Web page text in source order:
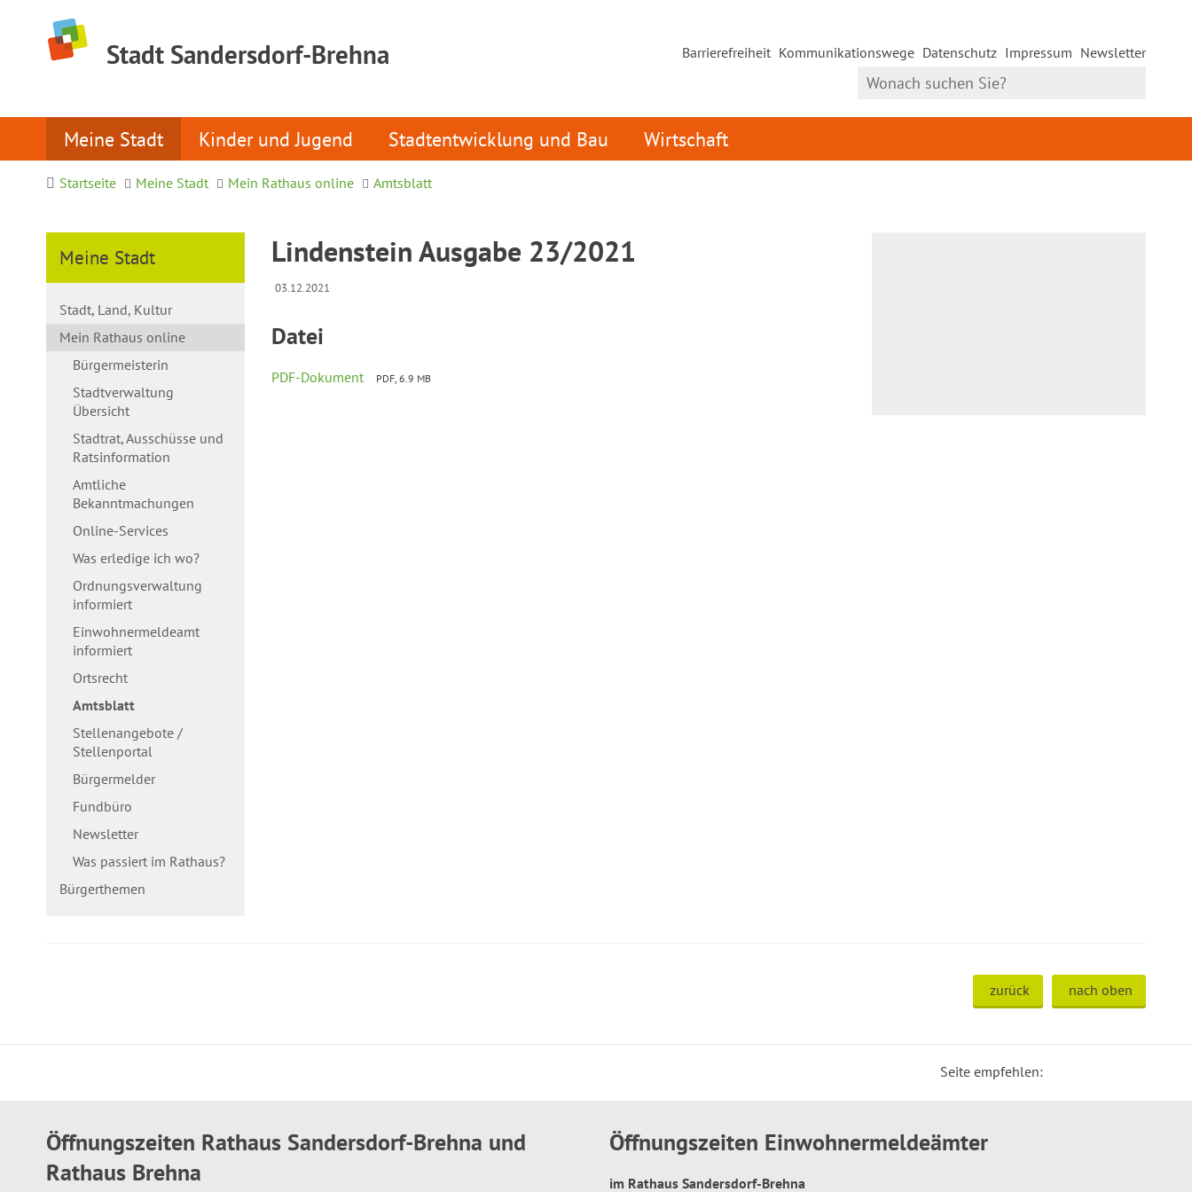
Stadt Sandersdorf-Brehna Barrierefreiheit Kommunikationswege Datenschutz Impressum Newsletter
Meine Stadt Kinder und Jugend Stadtentwicklung und Bau Wirtschaft
Startseite Meine Stadt Mein Rathaus online Amtsblatt
Meine Stadt
Stadt, Land, Kultur
Mein Rathaus online
Bürgermeisterin
Stadtverwaltung
Übersicht
Stadtrat, Ausschüsse und
Ratsinformation
Amtliche
Bekanntmachungen
Online-Services
Was erledige ich wo?
Ordnungsverwaltung
informiert
Einwohnermeldeamt
informiert
Ortsrecht
Amtsblatt
Stellenangebote /
Stellenportal
Bürgermelder
Fundbüro
Newsletter
Was passiert im Rathaus?
Bürgerthemen
Lindenstein Ausgabe 23/2021
03.12.2021
Datei
PDF-Dokument PDF, 6.9 MB
zurück nach oben
Seite empfehlen:
Öffnungszeiten Rathaus Sandersdorf-Brehna und
Rathaus Brehna
Öffnungszeiten Einwohnermeldeämter
im Rathaus Sandersdorf-Brehna